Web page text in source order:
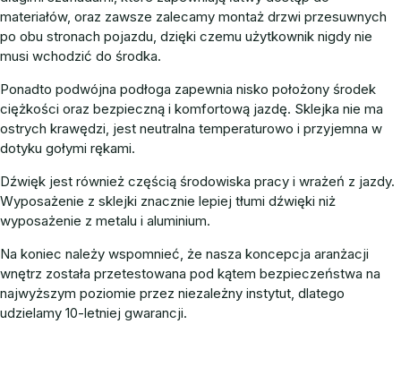
materiałów, oraz zawsze zalecamy montaż drzwi przesuwnych
po obu stronach pojazdu, dzięki czemu użytkownik nigdy nie
musi wchodzić do środka.
Ponadto podwójna podłoga zapewnia nisko położony środek
ciężkości oraz bezpieczną i komfortową jazdę. Sklejka nie ma
ostrych krawędzi, jest neutralna temperaturowo i przyjemna w
dotyku gołymi rękami.
Dźwięk jest również częścią środowiska pracy i wrażeń z jazdy.
Wyposażenie z sklejki znacznie lepiej tłumi dźwięki niż
wyposażenie z metalu i aluminium.
Na koniec należy wspomnieć, że nasza koncepcja aranżacji
wnętrz została przetestowana pod kątem bezpieczeństwa na
najwyższym poziomie przez niezależny instytut, dlatego
udzielamy 10-letniej gwarancji.